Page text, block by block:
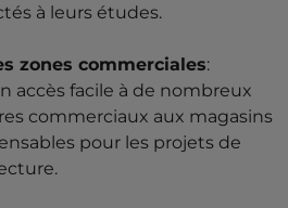
à leurs études.
zones commerciales:
accès facile à de nombreux
commerciaux aux magasins
pour les projets de